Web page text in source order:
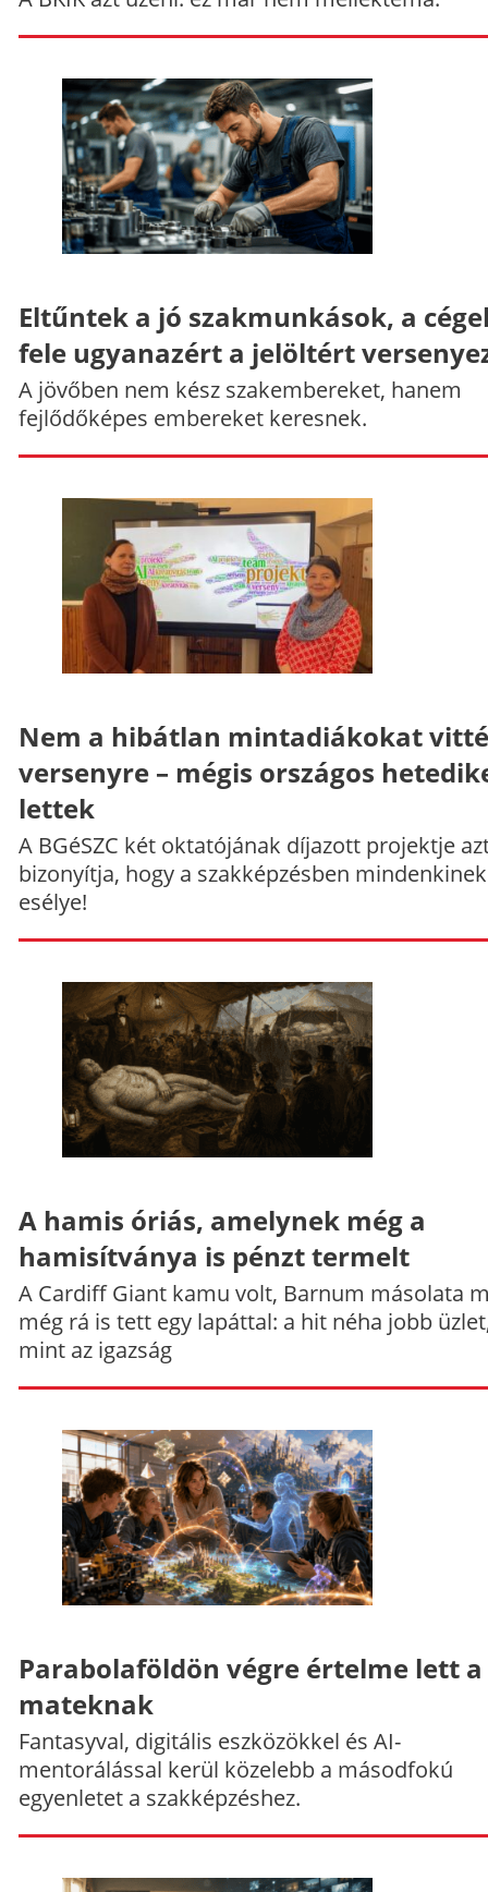
Eltűntek a jó szakmunkások, a
fele ugyanazért a jelöltért
A jövőben nem kész szakembereket, hanem
fejlődőképes embereket keresnek.
Nem a hibátlan mintadiákokat
versenyre – mégis országos
lettek
A BGéSZC két oktatójának díjazott projektje
bizonyítja, hogy a szakképzésben
esélye!
A hamis óriás, amelynek még a
hamisítványa is pénzt termelt
A Cardiff Giant kamu volt, Barnum másolata
még rá is tett egy lapáttal: a hit néha jobb
mint az igazság
Parabolaföldön végre értelme lett a
mateknak
Fantasyval, digitális eszközökkel és AI-
mentorálással kerül közelebb a másodfokú
egyenletet a szakképzéshez.